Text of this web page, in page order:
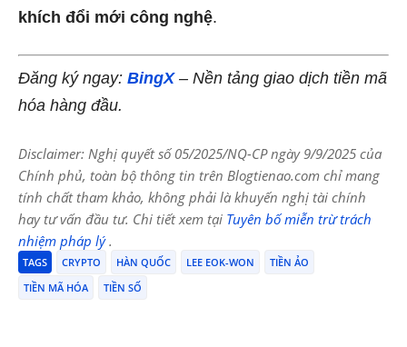
khích đổi mới công nghệ.
Đăng ký ngay: BingX– Nền tảng giao dịch tiền mã
hóa hàng đầu.
Disclaimer: Nghị quyết số 05/2025/NQ-CP ngày 9/9/2025 của
Chính phủ, toàn bộ thông tin trên Blogtienao.com chỉ mang
tính chất tham khảo, không phải là khuyến nghị tài chính
hay tư vấn đầu tư. Chi tiết xem tại Tuyên bố miễn trừ trách
nhiệm pháp lý.
TAGS CRYPTO HÀN QUỐC LEE EOK-WON
TIỀN ẢO
TIỀN MÃ HÓA
TIỀN SỐ